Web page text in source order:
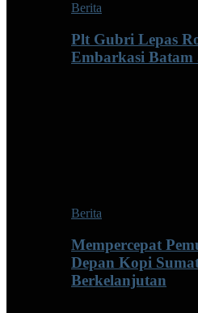
Berita
Plt Gubri Lepas
Embarkasi Batam
Berita
Mempercepat
Depan Kopi
Berkelanjutan